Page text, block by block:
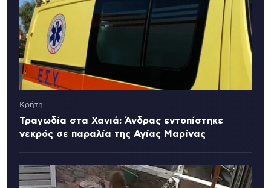
Κρήτη
Τραγωδία στα Χανιά: Άνδρας εντοπίστηκε
νεκρός σε παραλία της Αγίας Μαρίνας